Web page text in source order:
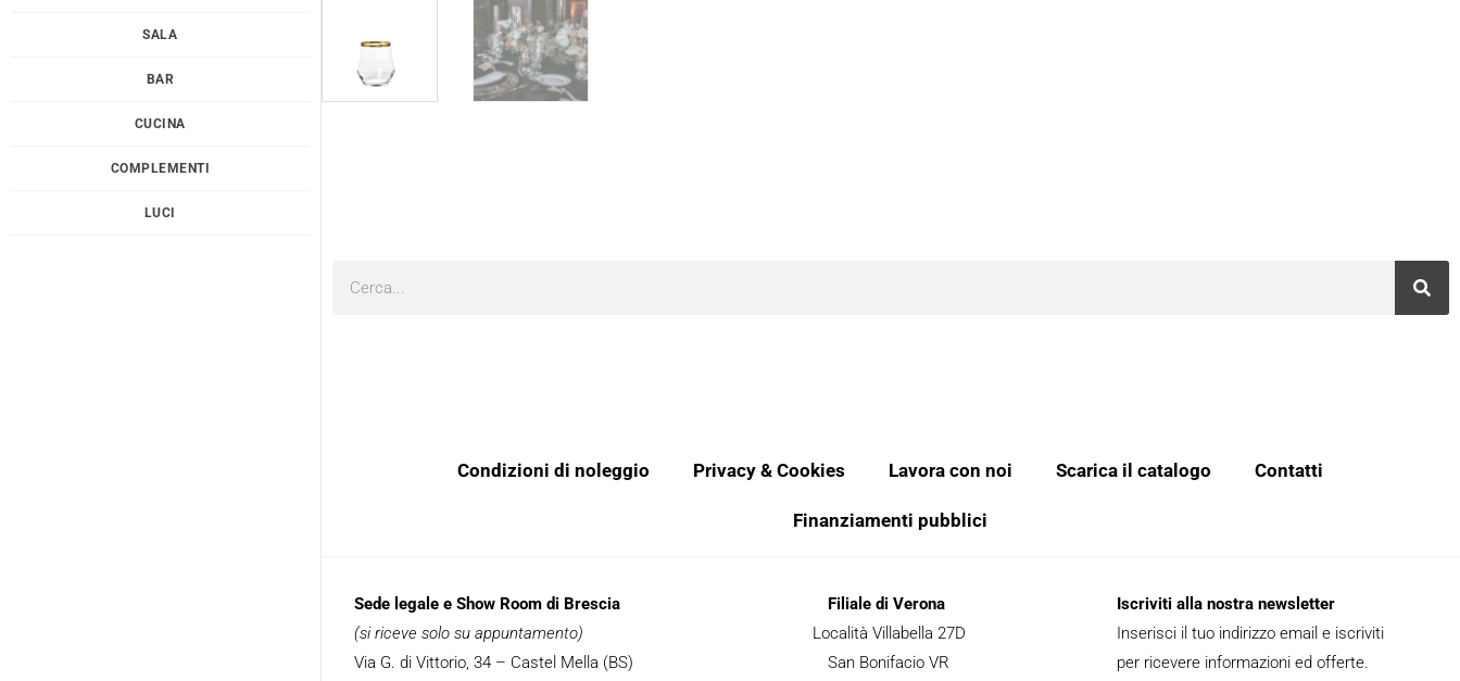
SALA
BAR
CUCINA
COMPLEMENTI
LUCI
Cerca
Condizioni di noleggio Privacy & Cookies Lavora con noi Scarica il catalogo Contatti
Finanziamenti pubblici
Sede legale e Show Room di Brescia
(si riceve solo su appuntamento)
Via G. di Vittorio, 34 – Castel Mella (BS)
Filiale di Verona
Località Villabella 27D
San Bonifacio VR
Iscriviti alla nostra newsletter
Inserisci il tuo indirizzo email e iscriviti
per ricevere informazioni ed offerte.